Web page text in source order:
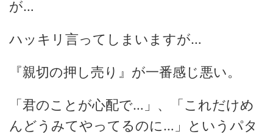
が…
ハッキリ言ってしまいますが…
『親切の押し売り』が一番感じ悪い。
「君のことが心配で…」、「これだけめ
んどうみてやってるのに…」というパタ